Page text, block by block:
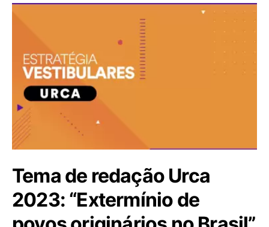
Tema de redação Urca
2023: “Extermínio de